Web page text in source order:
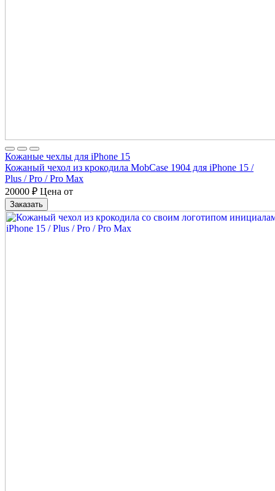
Кожаные чехлы для iPhone 15
Кожаный чехол из крокодила MobCase 1904 для iPhone 15 /
Plus / Pro / Pro Max
20000 ₽ Цена от
Заказать